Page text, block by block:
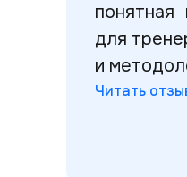
понятная
для
и
Читать